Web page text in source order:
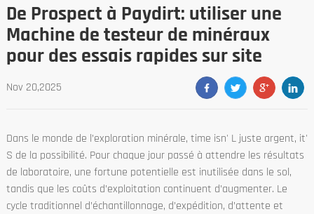
De Prospect à Paydirt: utiliser une
Machine de testeur de minéraux
pour des essais rapides sur site
Nov 20,2025
Dans le monde de l’exploration minérale, time isn' L juste argent, it'
S de la possibilité. Pour chaque jour passé à attendre les résultats
de laboratoire, une fortune potentielle est inutilisée dans le sol,
tandis que les coûts d’exploitation continuent d’augmenter. Le
cycle traditionnel d’échantillonnage, d’expédition, d’attente et